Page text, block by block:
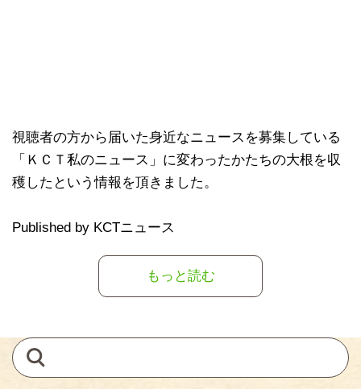
視聴者の方から届いた身近なニュースを募集している
「ＫＣＴ私のニュース」に変わったかたちの大根を収
穫したという情報を頂きました。
Published by KCTニュース
もっと読む